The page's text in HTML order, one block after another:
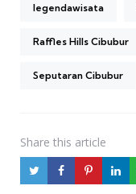
legendawisata
Raffles Hills Cibubur
Seputaran Cibubur
Share this article